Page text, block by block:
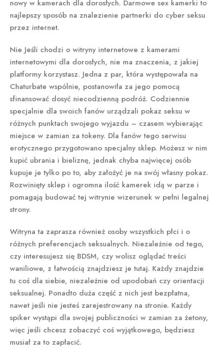
nowy w kamerach dla dorosłych. Darmowe sex kamerki to
najlepszy sposób na znalezienie partnerki do cyber seksu
przez internet.
Nie Jeśli chodzi o witryny internetowe z kamerami
internetowymi dla dorosłych, nie ma znaczenia, z jakiej
platformy korzystasz. Jedna z par, która występowała na
Chaturbate wspólnie, postanowiła za jego pomocą
sfinansować dosyć niecodzienną podróż. Codziennie
specjalnie dla swoich fanów urządzali pokaz seksu w
różnych punktach swojego wyjazdu – czasem wybierając
miejsce w zamian za tokeny. Dla fanów tego serwisu
erotycznego przygotowano specjalny sklep. Możesz w nim
kupić ubrania i bieliznę, jednak chyba najwięcej osób
kupuje je tylko po to, aby założyć je na swój własny pokaz.
Rozwinięty sklep i ogromna ilość kamerek idą w parze i
pomagają budować tej witrynie wizerunek w pełni legalnej
strony.
Witryna ta zaprasza również osoby wszystkich płci i o
różnych preferencjach seksualnych. Niezależnie od tego,
czy interesujesz się BDSM, czy wolisz oglądać treści
waniliowe, z łatwością znajdziesz je tutaj. Każdy znajdzie
tu coś dla siebie, niezależnie od upodobań czy orientacji
seksualnej. Ponadto duża część z nich jest bezpłatna,
nawet jeśli nie jesteś zarejestrowany na stronie. Każdy
spiker wystąpi dla swojej publiczności w zamian za żetony,
więc jeśli chcesz zobaczyć coś wyjątkowego, będziesz
musiał za to zapłacić.